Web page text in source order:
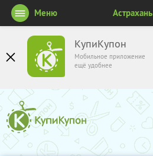
КупиКупон
Мобильное приложение
ещё удобнее
Меню Астрахань